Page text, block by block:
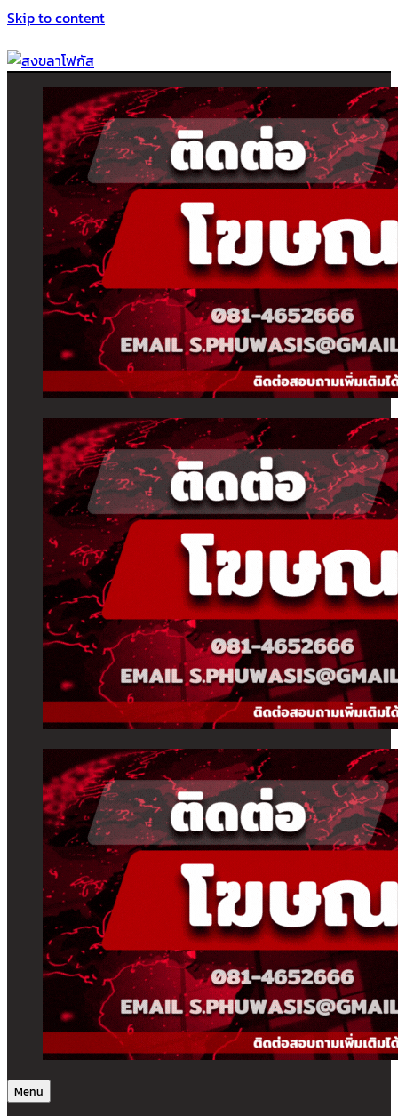
Skip to content
สงขลาโฟกัส
ติดตามข่าวสาร ภาคใต้ หาดใหญ่และสงขลา จากสำนักข่าวโฟกัส
Menu